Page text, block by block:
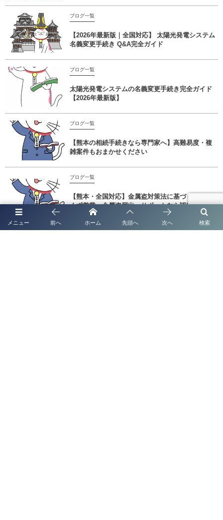
ブログ一覧
【2026年最新版｜全国対応】 太陽光発電システム
名義変更手続き Q&A完全ガイド
ブログ一覧
太陽光発電システムの名義変更手続き完全ガイド
【2026年最新版】
ブログ一覧
【熊本の相続手続きなら専門家へ】高難易度・複
雑案件もおまかせください
ブログ一覧
【熊本・全国対応】金属盗対策法に基づく「金属
くず営業・金属盗届出」サポートなら認定経営革
新等支...
メニュー 検索
前へ ホーム 先頭へ 次へ